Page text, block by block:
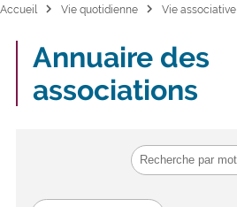
Accueil chevron_right Vie quotidienne chevron_right Vie associative
Annuaire des
associations